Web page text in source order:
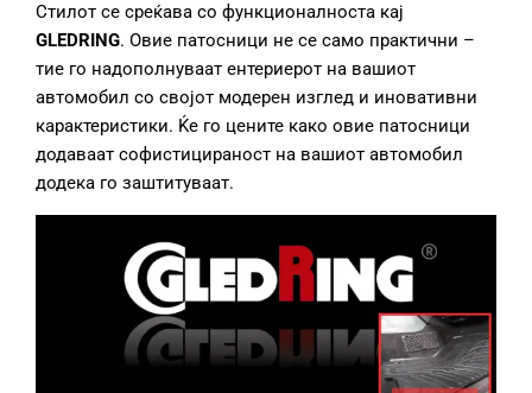
Стилот се среќава со функционалноста кај
GLEDRING. Овие патосници не се само практични –
тие го надополнуваат ентериерот на вашиот
автомобил со својот модерен изглед и иновативни
карактеристики. Ќе го цените како овие патосници
додаваат софистицираност на вашиот автомобил
додека го заштитуваат.